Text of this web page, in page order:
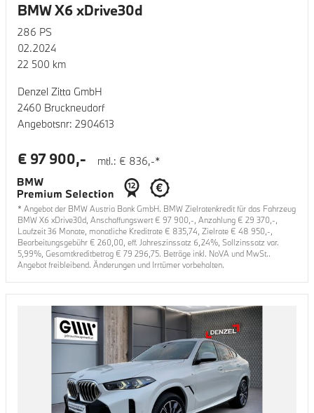
BMW X6 xDrive30d
286 PS
02.2024
22 500 km
Denzel Zitta GmbH
2460 Bruckneudorf
Angebotsnr: 2904613
mtl.: € 836,-*
€ 97 900,-
* Angebot der BMW Austria Bank GmbH. BMW Zielratenkredit für das Fahrzeug
BMW X6 xDrive30d, Anschaffungswert € 97 900,-, Anzahlung € 29 370,-,
Laufzeit36 Monate, monatliche Kreditrate € 835,74, Zielrate € 48 950,-,
Bearbeitungsgebühr € 260,00, eff. Jahreszinssatz 6,24%, Sollzinssatz var.
5,99%, Gesamtkreditbetrag € 79 296,75. Beträge inkl. NoVA und MwSt..
Angebot freibleibend. Änderungen und Irrtümer vorbehalten.